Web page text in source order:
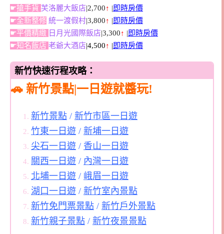
☛搶手貨 芙洛麗大飯店|2,700↑ |即時房價
☛全新整修 統一渡假村|3,800↑ |即時房價
☛平價精緻 日月光國際飯店|3,300↑ |即時房價
☛知名飯店 老爺大酒店|4,500↑ |即時房價
新竹快速行程攻略：
🚗 新竹景點|一日遊就醬玩!
新竹景點 / 新竹市區一日遊
竹東一日遊 / 新埔一日遊
尖石一日遊 / 香山一日遊
關西一日遊 / 內灣一日遊
北埔一日遊 / 峨眉一日遊
湖口一日遊 / 新竹室內景點
新竹免門票景點 / 新竹戶外景點
新竹親子景點 / 新竹夜景景點